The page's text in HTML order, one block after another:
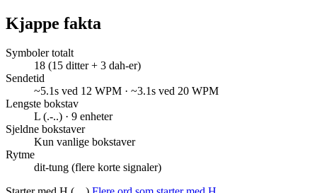
Kjappe fakta
Symboler totalt
18 (15 ditter + 3 dah-er)
Sendetid
~5.1s ved 12 WPM · ~3.1s ved 20 WPM
Lengste bokstav
L (.-..) · 9 enheter
Sjeldne bokstaver
Kun vanlige bokstaver
Rytme
dit-tung (flere korte signaler)